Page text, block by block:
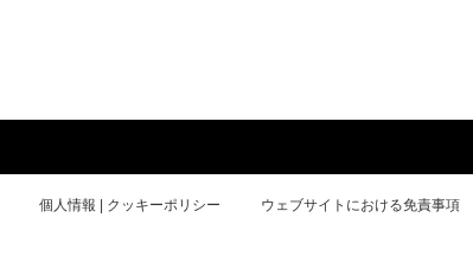
個人情報 | クッキーポリシー ウェブサイトにおける免責事項